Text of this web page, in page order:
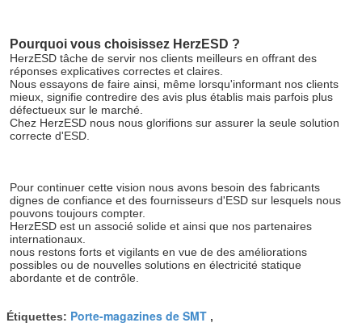
Pourquoi vous choisissez HerzESD ?
HerzESD tâche de servir nos clients meilleurs en offrant des
réponses explicatives correctes et claires.
Nous essayons de faire ainsi, même lorsqu'informant nos clients
mieux, signifie contredire des avis plus établis mais parfois plus
défectueux sur le marché.
Chez HerzESD nous nous glorifions sur assurer la seule solution
correcte d'ESD.
Pour continuer cette vision nous avons besoin des fabricants
dignes de confiance et des fournisseurs d'ESD sur lesquels nous
pouvons toujours compter.
HerzESD est un associé solide et ainsi que nos partenaires
internationaux.
nous restons forts et vigilants en vue de des améliorations
possibles ou de nouvelles solutions en électricité statique
abordante et de contrôle.
Étiquettes: Porte-magazines de SMT ,